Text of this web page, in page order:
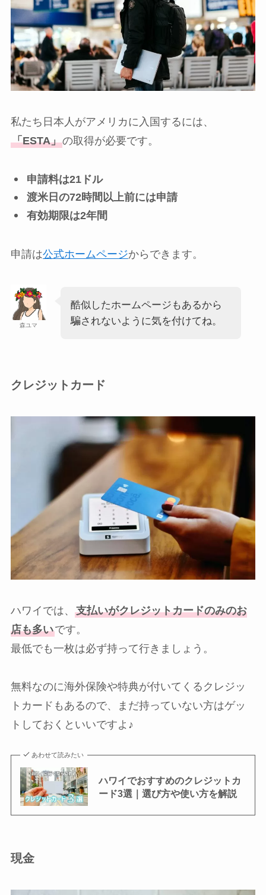
私たち日本人がアメリカに入国するには、
「ESTA」の取得が必要です。
申請料は21ドル
渡米日の72時間以上前には申請
有効期限は2年間
申請は公式ホームページからできます。
森ユマ
酷似したホームページもあるから
騙されないように気を付けてね。
クレジットカード
ハワイでは、 支払いがクレジットカードのみのお
店も多いです。
最低でも一枚は必ず持って行きましょう。
無料なのに海外保険や特典が付いてくるクレジッ
トカードもあるので、まだ持っていない方はゲッ
トしておくといいですよ♪
あわせて読みたい
ハワイでおすすめのクレジットカ
ード3選｜選び方や使い方を解説
現金